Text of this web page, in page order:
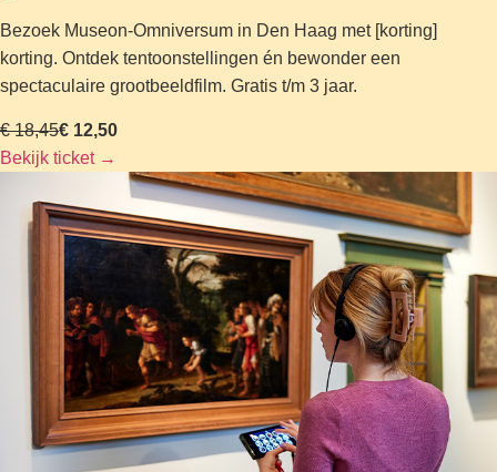
Bezoek Museon-Omniversum in Den Haag met [korting]
korting. Ontdek tentoonstellingen én bewonder een
spectaculaire grootbeeldfilm. Gratis t/m 3 jaar.
€ 18,45€ 12,50
Bekijk ticket →